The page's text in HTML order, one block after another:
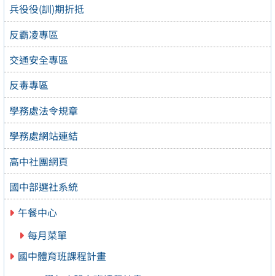
兵役役(訓)期折抵
反霸凌專區
交通安全專區
反毒專區
學務處法令規章
學務處網站連結
高中社團網頁
國中部選社系統
午餐中心
每月菜單
國中體育班課程計畫